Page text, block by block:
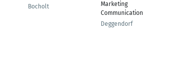
Bocholt
Marketing
Communication
Deggendorf